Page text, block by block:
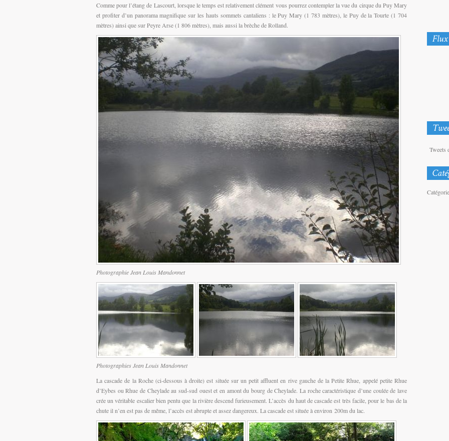
Comme pour l’étang de Lascourt, lorsque le temps est relativement clément vous pourrez contempler la vue du cirque du Puy Mary
et profiter d’un panorama magnifique sur les hauts sommets cantaliens : le Puy Mary (1 783 mètres), le Puy de la Tourte (1 704
mètres) ainsi que sur Peyre Arse (1 806 mètres), mais aussi la brèche de Rolland.
Photographie Jean Louis Mandonnet
Photographies Jean Louis Mandonnet
La cascade de la Roche (ci-dessous à droite) est située sur un petit affluent en rive gauche de la Petite Rhue, appelé petite Rhue
d’Eybes ou Rhue de Cheylade au sud-sud ouest et en amont du bourg de Cheylade. La roche caractéristique d’une coulée de lave
crée un véritable escalier bien pentu que la rivière descend furieusement. L’accès du haut de cascade est très facile, pour le bas de la
chute il n’en est pas de même, l’accès est abrupte et assez dangereux. La cascade est située à environ 200m du lac.
Tweets